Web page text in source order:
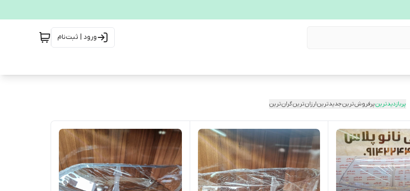
ورود | ثبت‌نام
پربازدیدترینپرفروش‌ترینجدیدترینارزان‌ترینگران‌ترین